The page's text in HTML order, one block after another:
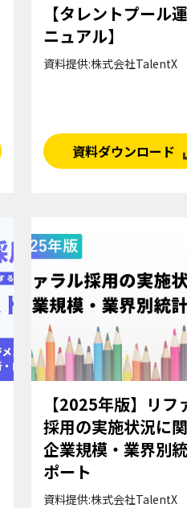
【タレントプール
ニュアル】
資料提供:株式会社TalentX
資料ダウンロード
【2025年版】リフ
採用の実施状況に
企業規模・業界別
ポート
資料提供:株式会社TalentX